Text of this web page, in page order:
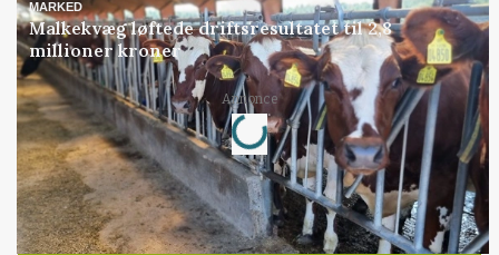
MARKED
Malkekvæg løftede driftsresultatet til 2,8
millioner kroner
Annonce
Loading...
Jobs